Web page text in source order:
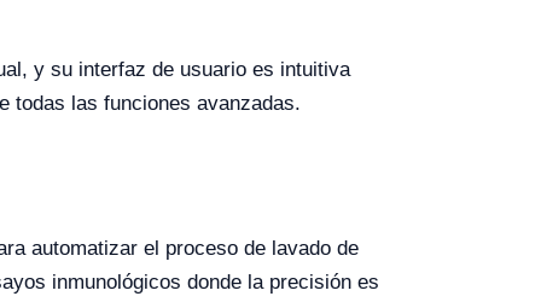
y su interfaz de usuario es intuitiva
todas las funciones avanzadas.
automatizar el proceso de lavado de
inmunológicos donde la precisión es